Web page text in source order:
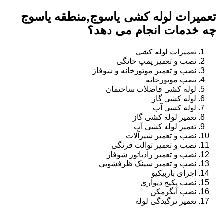
تعمیرات لوله کشی یاسوج,منطقه یاسوج
چه خدمات انجام می دهد؟
تعمیرات لوله کشی
نصب و تعمیر پمپ خانگی
نصب و تعمیر موتورخانه و شوفاژ
نصب موتورخانه
لوله کشی فاضلاب ساختمان
لوله کشی گاز
لوله کشی آب
تعمیر لوله کشی گاز
تعمیر لوله کشی آب
نصب و تعمیر شیرآلات
نصب و تعمیر توالت فرنگی
نصب و تعمیر رادیاتور شوفاژ
نصب و تعمیر سینک ظرفشویی
اجرای باربیکیو
نصب پکیج دیواری
نصب آبگرمکن
تعمیر ترگیدگی لوله